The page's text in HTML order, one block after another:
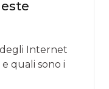
Internet
quali sono i